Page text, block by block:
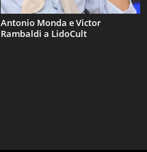
Antonio Monda e Victor
Rambaldi a LidoCult